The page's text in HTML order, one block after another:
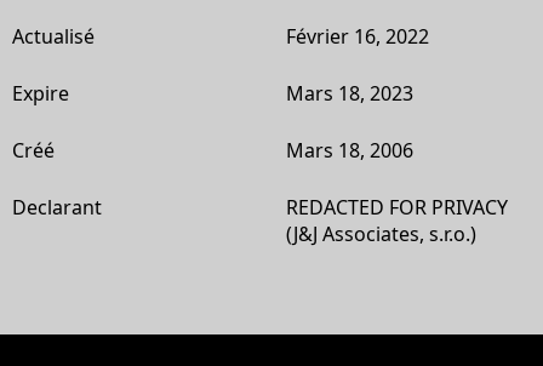
Actualisé Février 16, 2022
Expire Mars 18, 2023
Créé Mars 18, 2006
Declarant
REDACTED FOR PRIVACY
(J&J Associates, s.r.o.)